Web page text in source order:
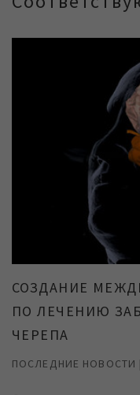
СОЗДАНИЕ
ПО ЛЕЧЕНИЮ
ЧЕРЕПА
ПОСЛЕДНИЕ НОВОСТИ |